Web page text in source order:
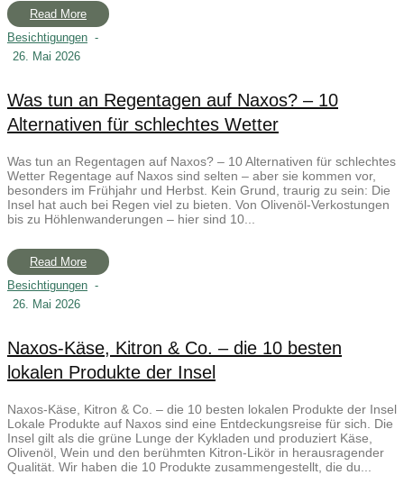
Read More
Besichtigungen -
26. Mai 2026
Was tun an Regentagen auf Naxos? – 10
Alternativen für schlechtes Wetter
Was tun an Regentagen auf Naxos? – 10 Alternativen für schlechtes
Wetter Regentage auf Naxos sind selten – aber sie kommen vor,
besonders im Frühjahr und Herbst. Kein Grund, traurig zu sein: Die
Insel hat auch bei Regen viel zu bieten. Von Olivenöl-Verkostungen
bis zu Höhlenwanderungen – hier sind 10...
Read More
Besichtigungen -
26. Mai 2026
Naxos-Käse, Kitron & Co. – die 10 besten
lokalen Produkte der Insel
Naxos-Käse, Kitron & Co. – die 10 besten lokalen Produkte der Insel
Lokale Produkte auf Naxos sind eine Entdeckungsreise für sich. Die
Insel gilt als die grüne Lunge der Kykladen und produziert Käse,
Olivenöl, Wein und den berühmten Kitron-Likör in herausragender
Qualität. Wir haben die 10 Produkte zusammengestellt, die du...